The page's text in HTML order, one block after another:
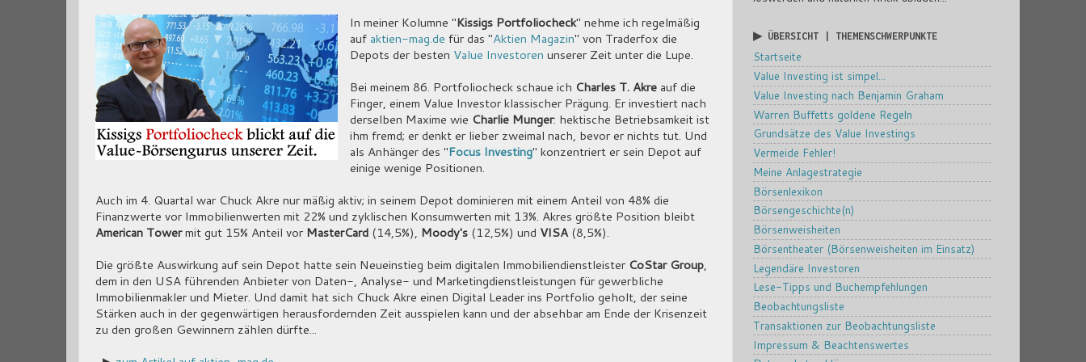
In meiner Kolumne "Kissigs Portfoliocheck" nehme ich regelmäßig
auf aktien-mag.de für das "Aktien Magazin" von Traderfox die
Depots der besten Value Investoren unserer Zeit unter die Lupe.
Bei meinem 86. Portfoliocheck schaue ich Charles T. Akreauf die
Finger, einem Value Investor klassischer Prägung. Er investiert nach
derselben Maxime wie Charlie Munger: hektische Betriebsamkeit ist
ihm fremd; er denkt er lieber zweimal nach, bevor er nichts tut. Und
als Anhänger des "Focus Investing" konzentriert er sein Depot auf
einige wenige Positionen.
Auch im 4. Quartal war Chuck Akre nur mäßig aktiv; in seinem Depot dominieren mit einem Anteil von 48% die
Finanzwerte vor Immobilienwerten mit 22% und zyklischen Konsumwerten mit 13%. Akres größte Position bleibt
American Towermit gut 15% Anteil vor MasterCard (14,5%), Moody's (12,5%) und VISA(8,5%).
Die größte Auswirkung auf sein Depot hatte sein Neueinstieg beim digitalen Immobiliendienstleister CoStar Group,
dem in den USA führenden Anbieter von Daten-, Analyse- und Marketingdienstleistungen für gewerbliche
Immobilienmakler und Mieter. Und damit hat sich Chuck Akre einen Digital Leader ins Portfolio geholt, der seine
Stärken auch in der gegenwärtigen herausfordernden Zeit ausspielen kann und der absehbar am Ende der Krisenzeit
zu den großen Gewinnern zählen dürfte...
▶ ÜBERSICHT | THEMENSCHWERPUNKTE
Startseite
Value Investing ist simpel...
Value Investing nach Benjamin Graham
Warren Buffetts goldene Regeln
Grundsätze des Value Investings
Vermeide Fehler!
Meine Anlagestrategie
Börsenlexikon
Börsengeschichte(n)
Börsenweisheiten
Börsentheater (Börsenweisheiten im Einsatz)
Legendäre Investoren
Lese-Tipps und Buchempfehlungen
Beobachtungsliste
Transaktionen zur Beobachtungsliste
Impressum & Beachtenswertes